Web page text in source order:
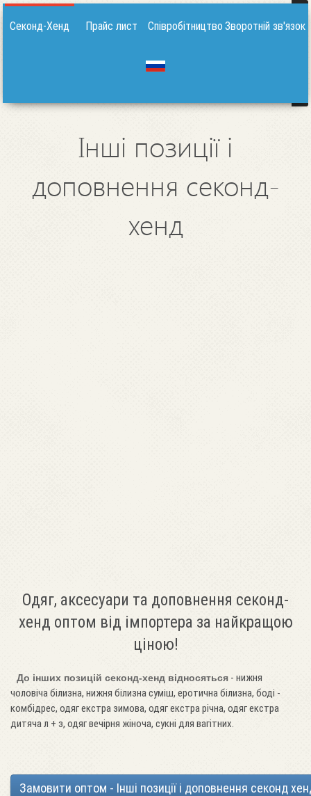
Секонд-Хенд Прайс лист Співробітництво Зворотній зв'язок
Інші позиції і
доповнення секонд-
хенд
Одяг, аксесуари та доповнення секонд-
хенд оптом від імпортера за найкращою
ціною!
До інших позицій секонд-хенд відносяться - нижня
чоловіча білизна, нижня білизна суміш, еротична білизна, боді -
комбідрес, одяг екстра зимова, одяг екстра річна, одяг екстра
дитяча л + з, одяг вечірня жіноча, сукні для вагітних.
Замовити оптом - Інші позиції і доповнення секонд